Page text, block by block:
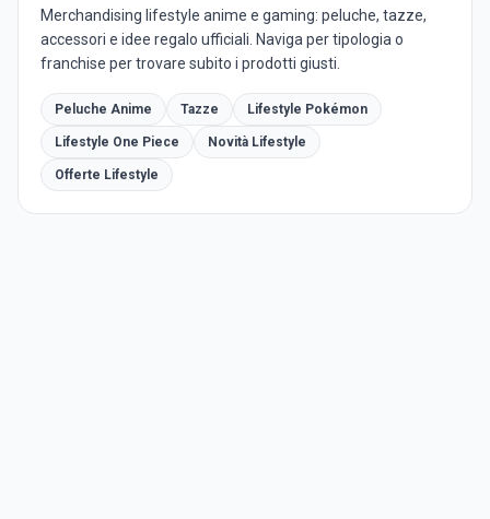
Merchandising lifestyle anime e gaming: peluche, tazze,
accessori e idee regalo ufficiali. Naviga per tipologia o
franchise per trovare subito i prodotti giusti.
Peluche Anime Tazze Lifestyle Pokémon
Lifestyle One Piece Novità Lifestyle
Offerte Lifestyle